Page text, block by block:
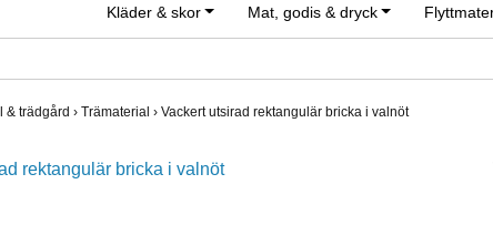
Kläder & skor
Mat, godis & dryck
& trädgård › Trämaterial › Vackert utsirad rektangulär bricka i valnöt